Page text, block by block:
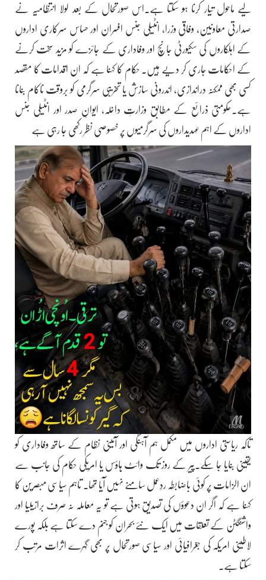
لیے ماحول تیار کرنا ہو سکتا ہے۔اس صورتحال کے بعد لولا انتظامیہ نے
صدارتی معاونین، وفاقی وزرا، انٹیلی جنس افسران اور حساس سرکاری اداروں
کے اہلکاروں کی سکیورٹی جانچ اور وفاداری کے جائزے کو مزید سخت کرنے
کے احکامات جاری کر دیے ہیں۔ حکام کا کہنا ہے کہ ان اقدامات کا مقصد
کسی بھی ممکنہ دراندازی، اندرونی سازش یا تخریبی سرگرمی کو بروقت ناکام بنانا
ہے۔حکومتی ذرائع کے مطابق وزارتِ داخلہ، ایوانِ صدر اور انٹیلی جنس
اداروں کے اہم عہدیداروں کی سرگرمیوں پر خصوصی نظر رکھی جا رہی ہے
تاکہ ریاستی اداروں میں مکمل ہم آہنگی اور آئینی نظام کے ساتھ وفاداری کو
یقینی بنایا جا سکے۔پیر کے روز تک وائٹ ہاؤس یا امریکی حکام کی جانب سے
ان الزامات پر کوئی باضابطہ ردِعمل سامنے نہیں آیا تھا۔ تاہم سیاسی مبصرین کا
کہنا ہے کہ اگر ان دعوؤں کی تصدیق ہوتی ہے تو یہ معاملہ نہ صرف برازیلیا اور
واشنگٹن کے تعلقات میں ایک نئے بحران کو جنم دے سکتا ہے بلکہ پورے
لاطینی امریکہ کی جغرافیائی اور سیاسی صورتحال پر بھی گہرے اثرات مرتب کر
سکتا ہے۔